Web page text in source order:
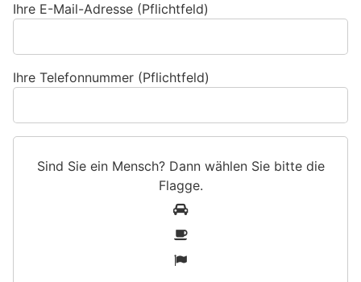
Ihre E-Mail-Adresse (Pflichtfeld)
Ihre Telefonnummer (Pflichtfeld)
Sind Sie ein Mensch? Dann wählen Sie bitte die
Flagge.